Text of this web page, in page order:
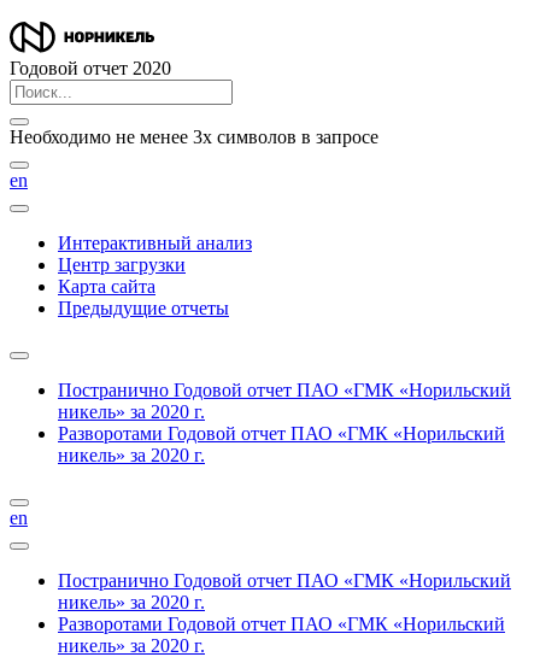
Годовой отчет 2020
Необходимо не менее 3х символов в запросе
en
Интерактивный анализ
Центр загрузки
Карта сайта
Предыдущие отчеты
Постранично Годовой отчет ПАО «ГМК «Норильский
никель» за 2020 г.
Разворотами Годовой отчет ПАО «ГМК «Норильский
никель» за 2020 г.
en
Постранично Годовой отчет ПАО «ГМК «Норильский
никель» за 2020 г.
Разворотами Годовой отчет ПАО «ГМК «Норильский
никель» за 2020 г.